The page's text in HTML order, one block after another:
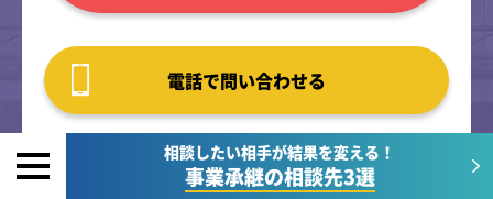
電話で問い合わせる
相談したい相手が結果を変える！
事業承継の相談先3選